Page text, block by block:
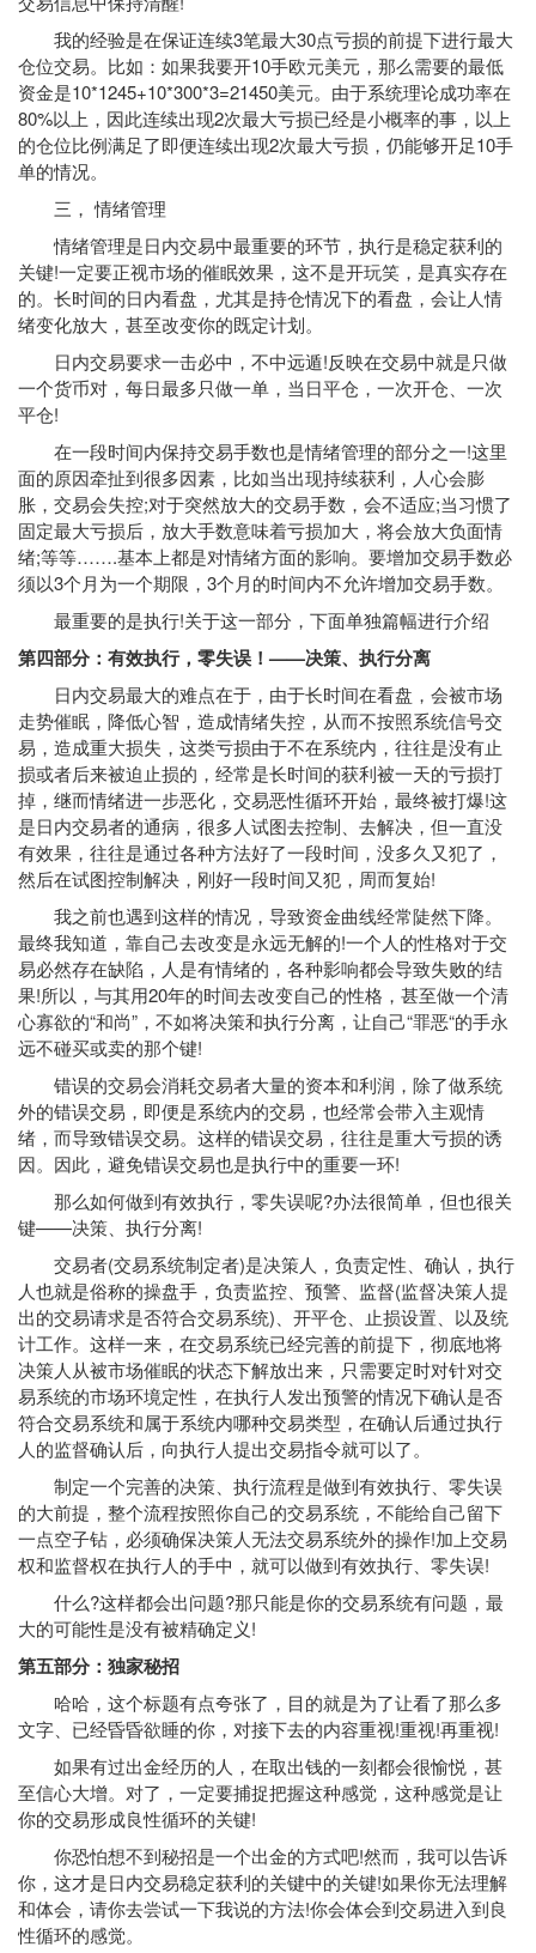
我的经验是在保证连续3笔最大30点亏损的前提下进行最大
仓位交易。比如：如果我要开10手欧元美元，那么需要的最低
资金是10*1245+10*300*3=21450美元。由于系统理论成功率在
80%以上，因此连续出现2次最大亏损已经是小概率的事，以上
的仓位比例满足了即便连续出现2次最大亏损，仍能够开足10手
单的情况。
三， 情绪管理
情绪管理是日内交易中最重要的环节，执行是稳定获利的
关键!一定要正视市场的催眠效果，这不是开玩笑，是真实存在
的。长时间的日内看盘，尤其是持仓情况下的看盘，会让人情
绪变化放大，甚至改变你的既定计划。
日内交易要求一击必中，不中远遁!反映在交易中就是只做
一个货币对，每日最多只做一单，当日平仓，一次开仓、一次
平仓!
在一段时间内保持交易手数也是情绪管理的部分之一!这里
面的原因牵扯到很多因素，比如当出现持续获利，人心会膨
胀，交易会失控;对于突然放大的交易手数，会不适应;当习惯了
固定最大亏损后，放大手数意味着亏损加大，将会放大负面情
绪;等等…….基本上都是对情绪方面的影响。要增加交易手数必
须以3个月为一个期限，3个月的时间内不允许增加交易手数。
最重要的是执行!关于这一部分，下面单独篇幅进行介绍
第四部分：有效执行，零失误！——决策、执行分离
日内交易最大的难点在于，由于长时间在看盘，会被市场
走势催眠，降低心智，造成情绪失控，从而不按照系统信号交
易，造成重大损失，这类亏损由于不在系统内，往往是没有止
损或者后来被迫止损的，经常是长时间的获利被一天的亏损打
掉，继而情绪进一步恶化，交易恶性循环开始，最终被打爆!这
是日内交易者的通病，很多人试图去控制、去解决，但一直没
有效果，往往是通过各种方法好了一段时间，没多久又犯了，
然后在试图控制解决，刚好一段时间又犯，周而复始!
我之前也遇到这样的情况，导致资金曲线经常陡然下降。
最终我知道，靠自己去改变是永远无解的!一个人的性格对于交
易必然存在缺陷，人是有情绪的，各种影响都会导致失败的结
果!所以，与其用20年的时间去改变自己的性格，甚至做一个清
心寡欲的“和尚”，不如将决策和执行分离，让自己“罪恶“的手永
远不碰买或卖的那个键!
错误的交易会消耗交易者大量的资本和利润，除了做系统
外的错误交易，即便是系统内的交易，也经常会带入主观情
绪，而导致错误交易。这样的错误交易，往往是重大亏损的诱
因。因此，避免错误交易也是执行中的重要一环!
那么如何做到有效执行，零失误呢?办法很简单，但也很关
键——决策、执行分离!
交易者(交易系统制定者)是决策人，负责定性、确认，执行
人也就是俗称的操盘手，负责监控、预警、监督(监督决策人提
出的交易请求是否符合交易系统)、开平仓、止损设置、以及统
计工作。这样一来，在交易系统已经完善的前提下，彻底地将
决策人从被市场催眠的状态下解放出来，只需要定时对针对交
易系统的市场环境定性，在执行人发出预警的情况下确认是否
符合交易系统和属于系统内哪种交易类型，在确认后通过执行
人的监督确认后，向执行人提出交易指令就可以了。
制定一个完善的决策、执行流程是做到有效执行、零失误
的大前提，整个流程按照你自己的交易系统，不能给自己留下
一点空子钻，必须确保决策人无法交易系统外的操作!加上交易
权和监督权在执行人的手中，就可以做到有效执行、零失误!
什么?这样都会出问题?那只能是你的交易系统有问题，最
大的可能性是没有被精确定义!
第五部分：独家秘招
哈哈，这个标题有点夸张了，目的就是为了让看了那么多
文字、已经昏昏欲睡的你，对接下去的内容重视!重视!再重视!
如果有过出金经历的人，在取出钱的一刻都会很愉悦，甚
至信心大增。对了，一定要捕捉把握这种感觉，这种感觉是让
你的交易形成良性循环的关键!
你恐怕想不到秘招是一个出金的方式吧!然而，我可以告诉
你，这才是日内交易稳定获利的关键中的关键!如果你无法理解
和体会，请你去尝试一下我说的方法!你会体会到交易进入到良
性循环的感觉。